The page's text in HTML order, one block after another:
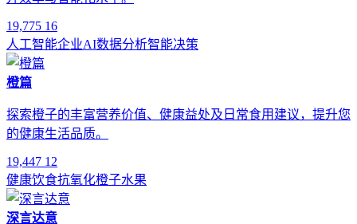
19,775 16
人工智能企业AI数据分析智能决策
橙篇
探索橙子的丰富营养价值、健康益处及日常食用建议，提升您
的健康生活品质。
19,447 12
健康饮食抗氧化橙子水果
深言达意